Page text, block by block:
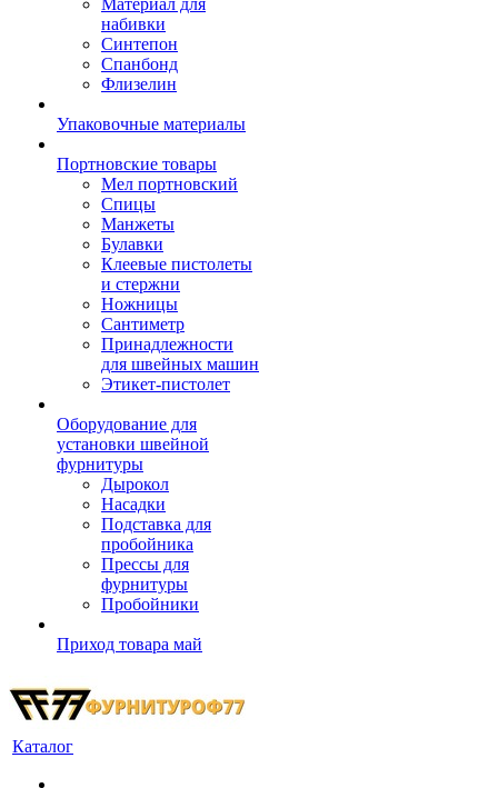
Материал для
набивки
Синтепон
Спанбонд
Флизелин
Упаковочные материалы
Портновские товары
Мел портновский
Спицы
Манжеты
Булавки
Клеевые пистолеты
и стержни
Ножницы
Сантиметр
Принадлежности
для швейных машин
Этикет-пистолет
Оборудование для
установки швейной
фурнитуры
Дырокол
Насадки
Подставка для
пробойника
Прессы для
фурнитуры
Пробойники
Приход товара май
Каталог